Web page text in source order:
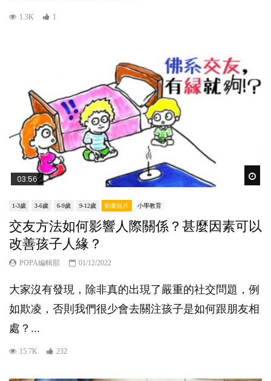
1.3K 1
03:56
1-3歲 3-6歲 6-9歲 9-12歲 動畫短片 小學教育
交友方法如何影響人際關係？甚麼因素可以
改善孩子人緣？
POPA編輯部 01/12/2022
大家沒有發現，除非真的出現了嚴重的社交問題，例
如欺凌，否則我們很少會去關注孩子是如何跟朋友相
處？...
15.7K 232